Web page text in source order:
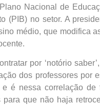
Nacional de
(PIB) no setor. A
médio, que modifica
por ‘notório
dos professores por
é nessa correlação
para que não haja